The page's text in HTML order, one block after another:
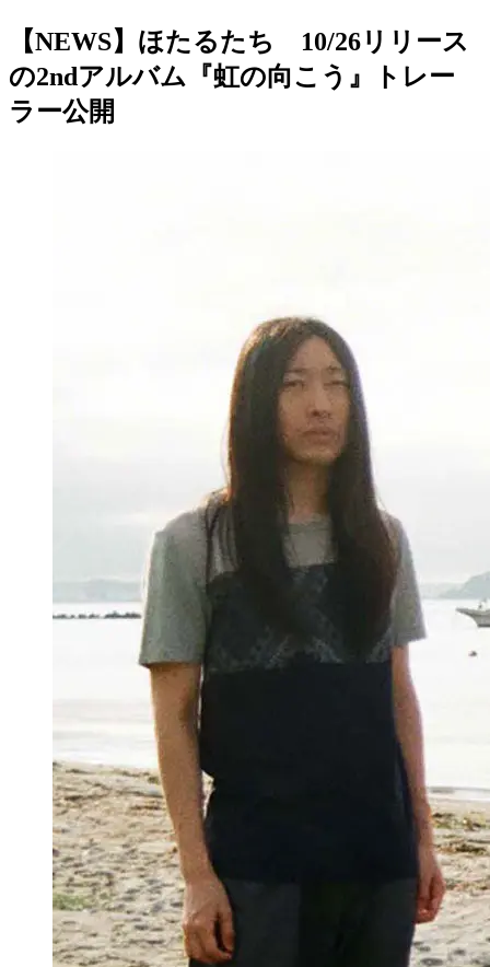
【NEWS】ほたるたち 10/26リリース
の2ndアルバム『虹の向こう』トレー
ラー公開